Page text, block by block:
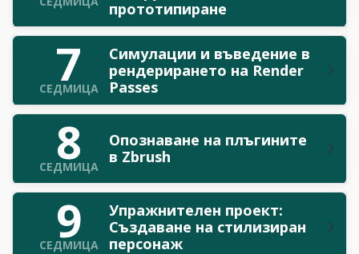
прототипиране
7
СЕДМИЦА
Симулации и въведение в
рендерирането на Render
Passes
8
СЕДМИЦА
Опознаване на плъгините
в Zbrush
9
СЕДМИЦА
Упражнителен проект:
Създаване на стилизиран
персонаж